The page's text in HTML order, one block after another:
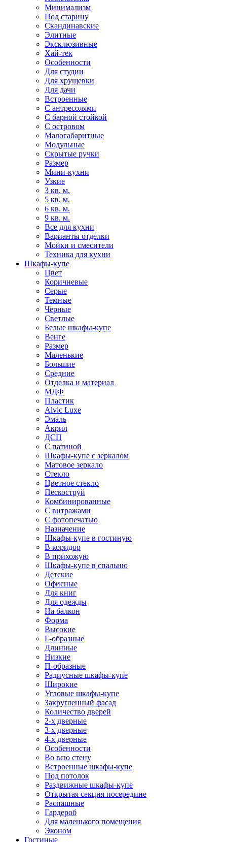
Минимализм
Под старину
Скандинавские
Элитные
Эксклюзивные
Хай-тек
Особенности
Для студии
Для хрущевки
Для дачи
Встроенные
С антресолями
С барной стойкой
С островом
Малогабаритные
Модульные
Скрытые ручки
Размер
Мини-кухни
Узкие
3 кв. м.
5 кв. м.
6 кв. м.
9 кв. м.
Все для кухни
Варианты отделки
Мойки и смесители
Техника для кухни
Шкафы-купе
Цвет
Коричневые
Серые
Темные
Черные
Светлые
Белые шкафы-купе
Венге
Размер
Маленькие
Большие
Средние
Отделка и материал
МДФ
Пластик
Alvic Luxe
Эмаль
Акрил
ДСП
С патиной
Шкафы-купе с зеркалом
Матовое зеркало
Стекло
Цветное стекло
Пескоструй
Комбинированные
С витражами
С фотопечатью
Назначение
Шкафы-купе в гостиную
В коридор
В прихожую
Шкафы-купе в спальню
Детские
Офисные
Для книг
Для одежды
На балкон
Форма
Высокие
Г-образные
Длинные
Низкие
П-образные
Радиусные шкафы-купе
Широкие
Угловые шкафы-купе
Закругленный фасад
Количество дверей
2-х дверные
3-х дверные
4-х дверные
Особенности
Во всю стену
Встроенные шкафы-купе
Под потолок
Раздвижные шкафы-купе
Открытая секция посередине
Распашные
Гардероб
Для маленького помещения
Эконом
Гостиные